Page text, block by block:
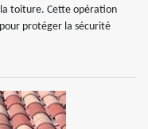
toiture. Cette opération
protéger la sécurité